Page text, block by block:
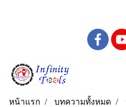
หน้าแรก บทความทั้งหมด